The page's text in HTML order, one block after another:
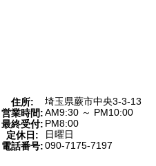
住所:
埼玉県蕨市中央3-3-13
営業時間:AM9:30 ～ PM10:00
最終受付: PM8:00
定休日:
日曜日
電話番号:090-7175-7197